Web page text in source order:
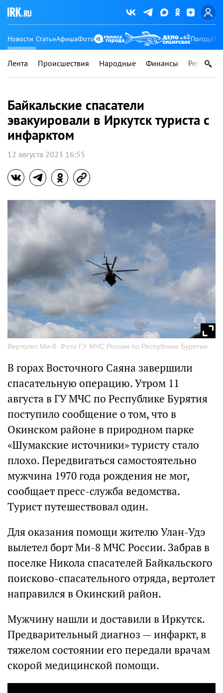
Новости СтатьиАфишаФото Погода
Лента Происшествия Народные Финансы Регионы
Байкальские спасатели
эвакуировали в Иркутск туриста с
инфарктом
12 августа 2023 16:55
Вертолет Ми-8. Фото ГУ МЧС России по Республике Бурятия
В горах Восточного Саяна завершили
спасательную операцию. Утром 11
августа в ГУ МЧС по Республике Бурятия
поступило сообщение о том, что в
Окинском районе в природном парке
«Шумакские источники» туристу стало
плохо. Передвигаться самостоятельно
мужчина 1970 года рождения не мог,
сообщает пресс-служба ведомства.
Турист путешествовал один.
Для оказания помощи жителю Улан-Удэ
вылетел борт Ми-8 МЧС России. Забрав в
поселке Никола спасателей Байкальского
поисково-спасательного отряда, вертолет
направился в Окинский район.
Мужчину нашли и доставили в Иркутск.
Предварительный диагноз — инфаркт, в
тяжелом состоянии его передали врачам
скорой медицинской помощи.